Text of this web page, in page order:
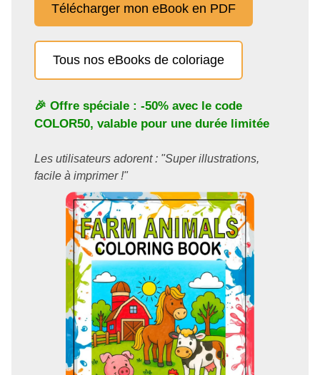
Télécharger mon eBook en PDF
Tous nos eBooks de coloriage
🎉 Offre spéciale : -50% avec le code
COLOR50, valable pour une durée limitée
Les utilisateurs adorent : "Super illustrations,
facile à imprimer !"